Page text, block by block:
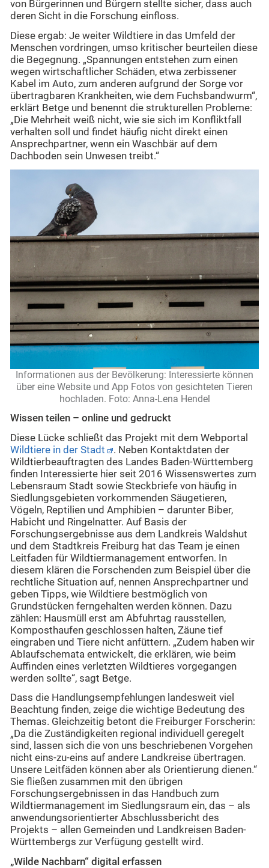
von Bürgerinnen und Bürgern stellte sicher, dass auch
deren Sicht in die Forschung einfloss.
Diese ergab: Je weiter Wildtiere in das Umfeld der
Menschen vordringen, umso kritischer beurteilen diese
die Begegnung. „Spannungen entstehen zum einen
wegen wirtschaftlicher Schäden, etwa zerbissener
Kabel im Auto, zum anderen aufgrund der Sorge vor
übertragbaren Krankheiten, wie dem Fuchsbandwurm“,
erklärt Betge und benennt die strukturellen Probleme:
„Die Mehrheit weiß nicht, wie sie sich im Konfliktfall
verhalten soll und findet häufig nicht direkt einen
Ansprechpartner, wenn ein Waschbär auf dem
Dachboden sein Unwesen treibt.“
Informationen aus der Bevölkerung: Interessierte können
über eine Website und App Fotos von gesichteten Tieren
hochladen. Foto: Anna-Lena Hendel
Wissen teilen – online und gedruckt
Diese Lücke schließt das Projekt mit dem Webportal
Wildtiere in der Stadt
. Neben Kontaktdaten der
Wildtierbeauftragten des Landes Baden-Württemberg
finden Interessierte hier seit 2016 Wissenswertes zum
Lebensraum Stadt sowie Steckbriefe von häufig in
Siedlungsgebieten vorkommenden Säugetieren,
Vögeln, Reptilien und Amphibien – darunter Biber,
Habicht und Ringelnatter. Auf Basis der
Forschungsergebnisse aus dem Landkreis Waldshut
und dem Stadtkreis Freiburg hat das Team je einen
Leitfaden für Wildtiermanagement entworfen. In
diesem klären die Forschenden zum Beispiel über die
rechtliche Situation auf, nennen Ansprechpartner und
geben Tipps, wie Wildtiere bestmöglich von
Grundstücken ferngehalten werden können. Dazu
zählen: Hausmüll erst am Abfuhrtag rausstellen,
Komposthaufen geschlossen halten, Zäune tief
eingraben und Tiere nicht anfüttern. „Zudem haben wir
Ablaufschemata entwickelt, die erklären, wie beim
Auffinden eines verletzten Wildtieres vorgegangen
werden sollte“, sagt Betge.
Dass die Handlungsempfehlungen landesweit viel
Beachtung finden, zeige die wichtige Bedeutung des
Themas. Gleichzeitig betont die Freiburger Forscherin:
„Da die Zuständigkeiten regional individuell geregelt
sind, lassen sich die von uns beschriebenen Vorgehen
nicht eins-zu-eins auf andere Landkreise übertragen.
Unsere Leitfäden können aber als Orientierung dienen.“
Sie fließen zusammen mit den übrigen
Forschungsergebnissen in das Handbuch zum
Wildtiermanagement im Siedlungsraum ein, das – als
anwendungsorientierter Abschlussbericht des
Projekts – allen Gemeinden und Landkreisen Baden-
Württembergs zur Verfügung gestellt wird.
„Wilde Nachbarn“ digital erfassen